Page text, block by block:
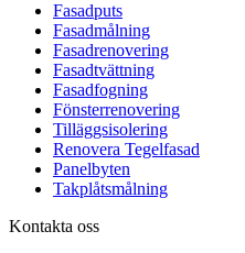
Fasadputs
Fasadmålning
Fasadrenovering
Fasadtvättning
Fasadfogning
Fönsterrenovering
Tilläggsisolering
Renovera Tegelfasad
Panelbyten
Takplåtsmålning
Kontakta oss